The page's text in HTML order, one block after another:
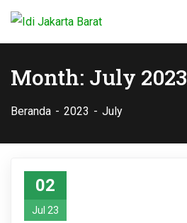
Month: July 2023
Beranda 2023 July
02
Jul 23